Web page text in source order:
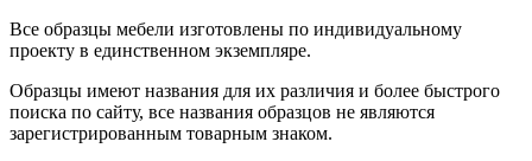
Все образцы мебели изготовлены по индивидуальному
проекту в единственном экземпляре.
Образцы имеют названия для их различия и более быстрого
поиска по сайту, все названия образцов не являются
зарегистрированным товарным знаком.